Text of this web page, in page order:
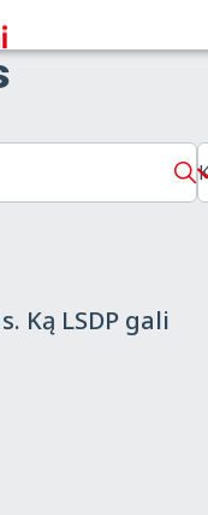
atgaila,
Ką LSDP gali